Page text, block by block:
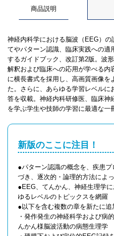
商品説明
神経内科学における脳波（EEG）
てやパターン認識、臨床実践への
するガイドブック、改訂第2版。波
解釈および臨床への応用が学べる内
に横長書式を採用し、高画質画像を
た。さらに、あらゆる学習レベル
答を収載。神経内科研修医、臨床
を学ぶ学生や技師の学習に最適な一
新版のここに注目！
●パターン認識の概念を、疾患
づき、逐次的・論理的方法によ
●EEG、てんかん、神経生理学
ゆるレベルのトピックスを網羅
●以下を含む複数の章を新たに追
・発作発生の神経科学および病
んかん様脳波活動の病態生理学